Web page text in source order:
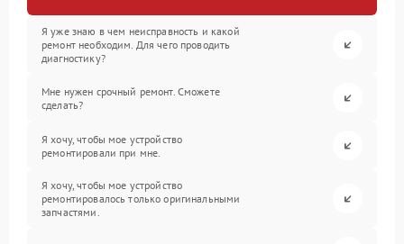
Я уже знаю в чем неисправность и какой
ремонт необходим. Для чего проводить
диагностику?
Мне нужен срочный ремонт. Сможете
сделать?
Я хочу, чтобы мое устройство
ремонтировали при мне.
Я хочу, чтобы мое устройство
ремонтировалось только оригинальными
запчастями.